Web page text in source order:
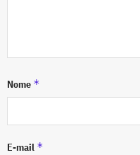
Nome *
E-mail *